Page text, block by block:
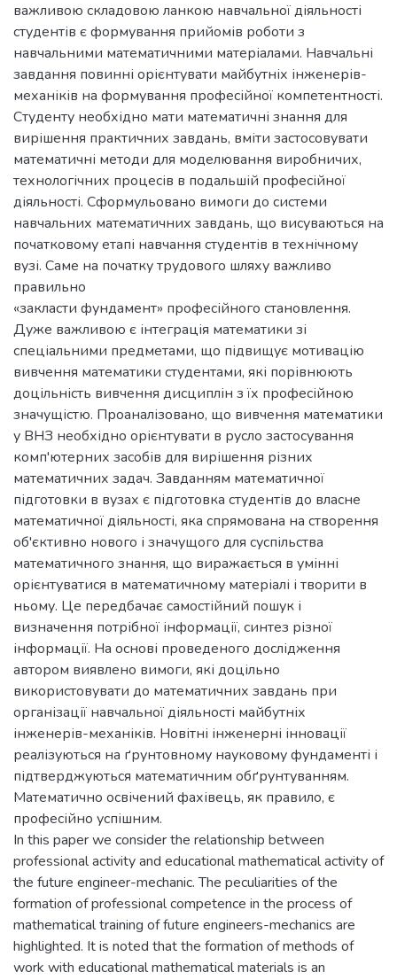
важливою складовою ланкою навчальної діяльності
студентів є формування прийомів роботи з
навчальними математичними матеріалами. Навчальні
завдання повинні орієнтувати майбутніх інженерів-
механіків на формування професійної компетентності.
Студенту необхідно мати математичні знання для
вирішення практичних завдань, вміти застосовувати
математичні методи для моделювання виробничих,
технологічних процесів в подальшій професійної
діяльності. Сформульовано вимоги до системи
навчальних математичних завдань, що висуваються на
початковому етапі навчання студентів в технічному
вузі. Саме на початку трудового шляху важливо
правильно
«закласти фундамент» професійного становлення.
Дуже важливою є інтеграція математики зі
спеціальними предметами, що підвищує мотивацію
вивчення математики студентами, які порівнюють
доцільність вивчення дисциплін з їх професійною
значущістю. Проаналізовано, що вивчення математики
у ВНЗ необхідно орієнтувати в русло застосування
комп'ютерних засобів для вирішення різних
математичних задач. Завданням математичної
підготовки в вузах є підготовка студентів до власне
математичної діяльності, яка спрямована на створення
об'єктивно нового і значущого для суспільства
математичного знання, що виражається в умінні
орієнтуватися в математичному матеріалі і творити в
ньому. Це передбачає самостійний пошук і
визначення потрібної інформації, синтез різної
інформації. На основі проведеного дослідження
автором виявлено вимоги, які доцільно
використовувати до математичних завдань при
організації навчальної діяльності майбутніх
інженерів-механіків. Новітні інженерні інновації
реалізуються на ґрунтовному науковому фундаменті і
підтверджуються математичним обґрунтуванням.
Математично освічений фахівець, як правило, є
професійно успішним.
In this paper we consider the relationship between
professional activity and educational mathematical activity of
the future engineer-mechanic. The peculiarities of the
formation of professional competence in the process of
mathematical training of future engineers-mechanics are
highlighted. It is noted that the formation of methods of
work with educational mathematical materials is an